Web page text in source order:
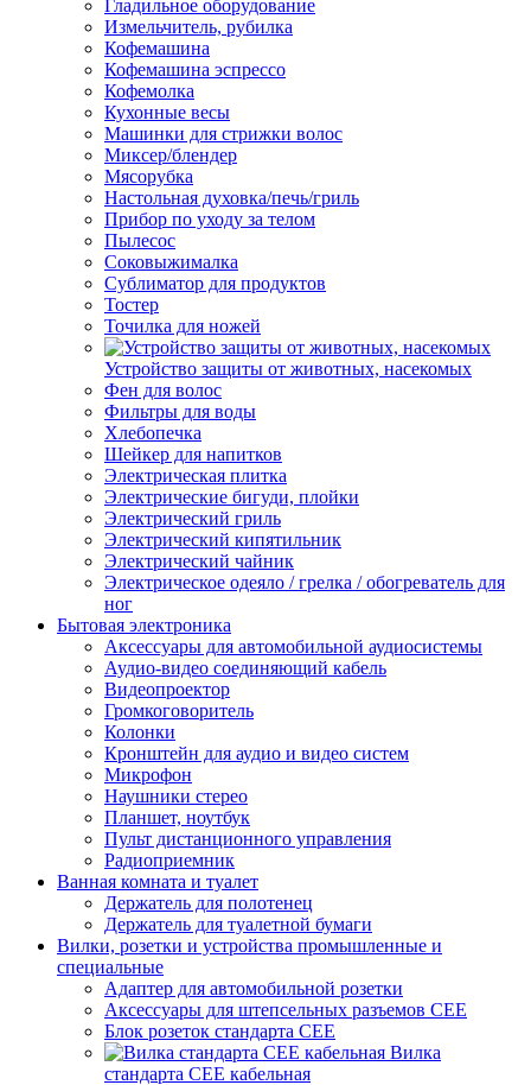
Гладильное оборудование
Измельчитель, рубилка
Кофемашина
Кофемашина эспрессо
Кофемолка
Кухонные весы
Машинки для стрижки волос
Миксер/блендер
Мясорубка
Настольная духовка/печь/гриль
Прибор по уходу за телом
Пылесос
Соковыжималка
Сублиматор для продуктов
Тостер
Точилка для ножей
Устройство защиты от животных, насекомых
Фен для волос
Фильтры для воды
Хлебопечка
Шейкер для напитков
Электрическая плитка
Электрические бигуди, плойки
Электрический гриль
Электрический кипятильник
Электрический чайник
Электрическое одеяло / грелка / обогреватель для
ног
Бытовая электроника
Аксессуары для автомобильной аудиосистемы
Аудио-видео соединяющий кабель
Видеопроектор
Громкоговоритель
Колонки
Кронштейн для аудио и видео систем
Микрофон
Наушники стерео
Планшет, ноутбук
Пульт дистанционного управления
Радиоприемник
Ванная комната и туалет
Держатель для полотенец
Держатель для туалетной бумаги
Вилки, розетки и устройства промышленные и
специальные
Адаптер для автомобильной розетки
Аксессуары для штепсельных разъемов CEE
Блок розеток стандарта CEE
Вилка
стандарта CEE кабельная